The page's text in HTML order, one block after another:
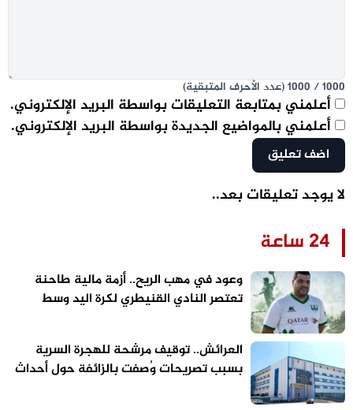
1000
/
1000(عدد الأحرف المتبقية)
أعلمني بمتابعة التعليقات بواسطة البريد الإلكتروني.
أعلمني بالمواضيع الجديدة بواسطة البريد الإلكتروني.
لا يوجد تعليقات بعد..
24 ساعة
وعود في مهب الريح.. أزمة مالية طاحنة
تعتصر النادي القنيطري لكرة اليد وسط
العرائش.. توقيف مرشحة للهجرة السرية
بسبب تصريحات وُصفت بالزائفة حول أحداث